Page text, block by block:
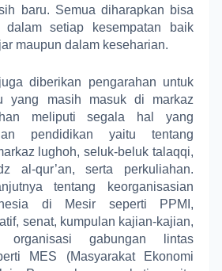
baru. Semua diharapkan bisa
dalam setiap kesempatan baik
maupun dalam keseharian.
diberikan pengarahan untuk
yang masih masuk di markaz
meliputi segala hal yang
pendidikan yaitu tentang
lughoh, seluk-beluk talaqqi,
al-qur’an, serta perkuliahan.
tentang keorganisasian
di Mesir seperti PPMI,
senat, kumpulan kajian-kajian,
organisasi gabungan lintas
MES (Masyarakat Ekonomi